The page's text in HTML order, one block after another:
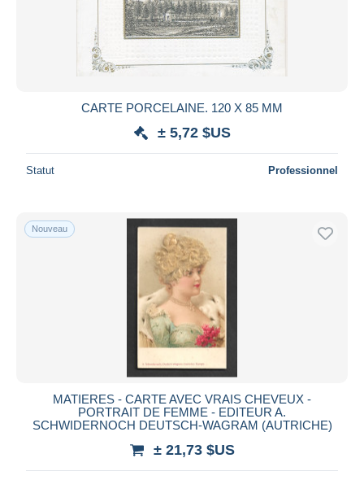
CARTE PORCELAINE. 120 X 85 MM
± 5,72 $US
Statut Professionnel
Nouveau
MATIERES - CARTE AVEC VRAIS CHEVEUX -
PORTRAIT DE FEMME - EDITEUR A.
SCHWIDERNOCH DEUTSCH-WAGRAM (AUTRICHE)
± 21,73 $US